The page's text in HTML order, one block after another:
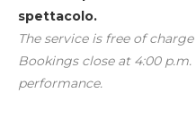
spettacolo.
The service is free of
Bookings close at 4:00
performance.